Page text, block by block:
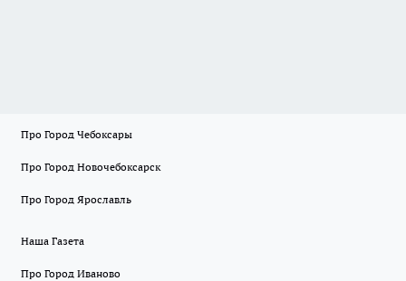
Про Город Чебоксары
Про Город Новочебоксарск
Про Город Ярославль
Наша Газета
Про Город Иваново